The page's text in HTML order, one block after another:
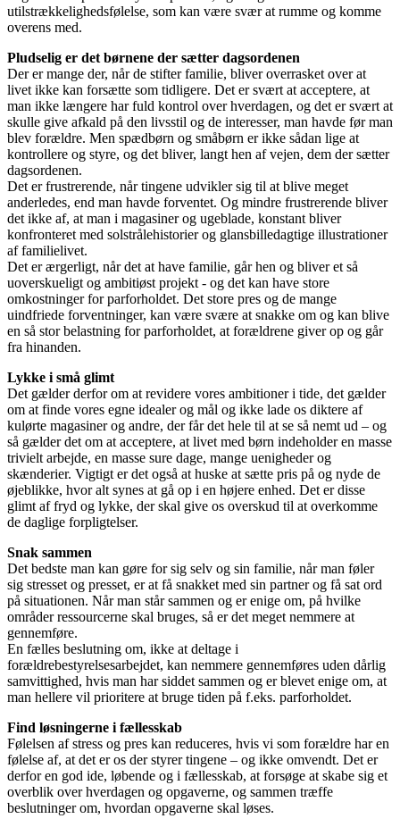
utilstrækkelighedsfølelse, som kan være svær at rumme og komme
overens med.
Pludselig er det børnene der sætter dagsordenen
Der er mange der, når de stifter familie, bliver overrasket over at
livet ikke kan forsætte som tidligere. Det er svært at acceptere, at
man ikke længere har fuld kontrol over hverdagen, og det er svært at
skulle give afkald på den livsstil og de interesser, man havde før man
blev forældre. Men spædbørn og småbørn er ikke sådan lige at
kontrollere og styre, og det bliver, langt hen af vejen, dem der sætter
dagsordenen.
Det er frustrerende, når tingene udvikler sig til at blive meget
anderledes, end man havde forventet. Og mindre frustrerende bliver
det ikke af, at man i magasiner og ugeblade, konstant bliver
konfronteret med solstrålehistorier og glansbilledagtige illustrationer
af familielivet.
Det er ærgerligt, når det at have familie, går hen og bliver et så
uoverskueligt og ambitiøst projekt - og det kan have store
omkostninger for parforholdet. Det store pres og de mange
uindfriede forventninger, kan være svære at snakke om og kan blive
en så stor belastning for parforholdet, at forældrene giver op og går
fra hinanden.
Lykke i små glimt
Det gælder derfor om at revidere vores ambitioner i tide, det gælder
om at finde vores egne idealer og mål og ikke lade os diktere af
kulørte magasiner og andre, der får det hele til at se så nemt ud – og
så gælder det om at acceptere, at livet med børn indeholder en masse
trivielt arbejde, en masse sure dage, mange uenigheder og
skænderier. Vigtigt er det også at huske at sætte pris på og nyde de
øjeblikke, hvor alt synes at gå op i en højere enhed. Det er disse
glimt af fryd og lykke, der skal give os overskud til at overkomme
de daglige forpligtelser.
Snak sammen
Det bedste man kan gøre for sig selv og sin familie, når man føler
sig stresset og presset, er at få snakket med sin partner og få sat ord
på situationen. Når man står sammen og er enige om, på hvilke
områder ressourcerne skal bruges, så er det meget nemmere at
gennemføre.
En fælles beslutning om, ikke at deltage i
forældrebestyrelsesarbejdet, kan nemmere gennemføres uden dårlig
samvittighed, hvis man har siddet sammen og er blevet enige om, at
man hellere vil prioritere at bruge tiden på f.eks. parforholdet.
Find løsningerne i fællesskab
Følelsen af stress og pres kan reduceres, hvis vi som forældre har en
følelse af, at det er os der styrer tingene – og ikke omvendt. Det er
derfor en god ide, løbende og i fællesskab, at forsøge at skabe sig et
overblik over hverdagen og opgaverne, og sammen træffe
beslutninger om, hvordan opgaverne skal løses.